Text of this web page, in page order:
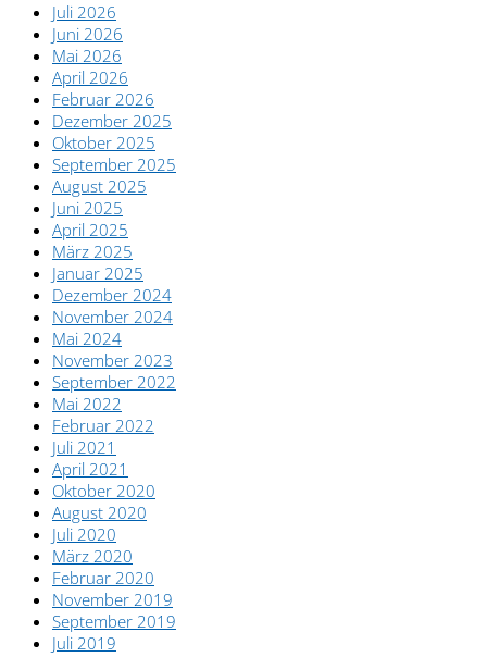
Juli 2026
Juni 2026
Mai 2026
April 2026
Februar 2026
Dezember 2025
Oktober 2025
September 2025
August 2025
Juni 2025
April 2025
März 2025
Januar 2025
Dezember 2024
November 2024
Mai 2024
November 2023
September 2022
Mai 2022
Februar 2022
Juli 2021
April 2021
Oktober 2020
August 2020
Juli 2020
März 2020
Februar 2020
November 2019
September 2019
Juli 2019